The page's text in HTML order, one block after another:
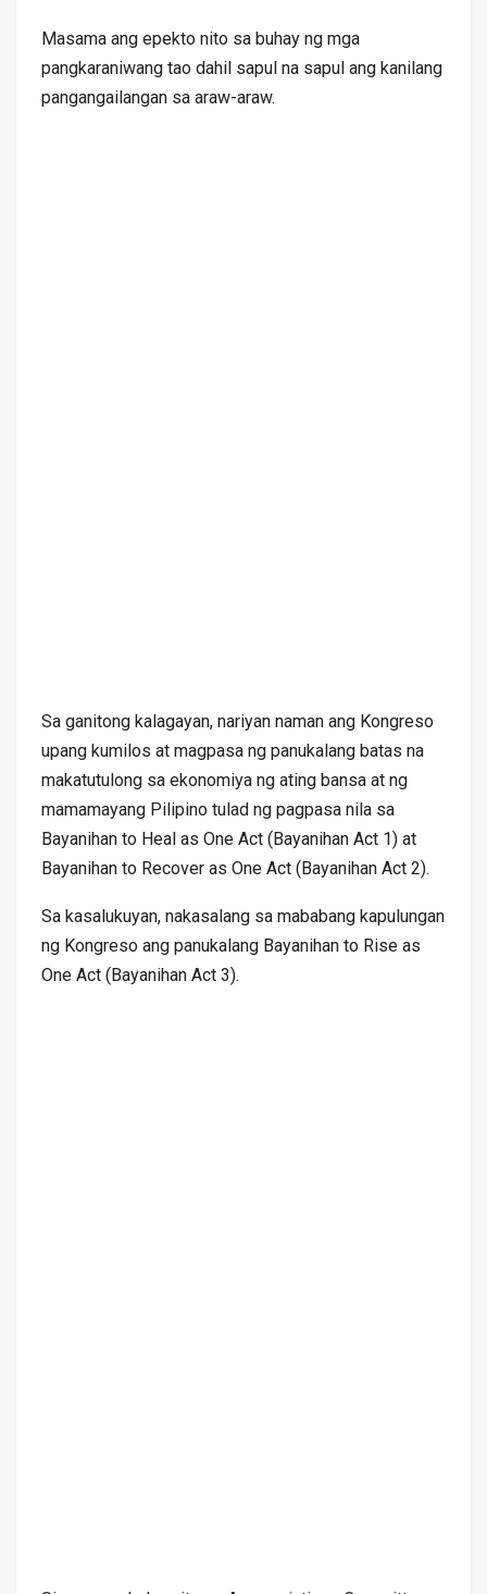
Masama ang epekto nito sa buhay ng mga
pangkaraniwang tao dahil sapul na sapul ang kanilang
pangangailangan sa araw-araw.
Sa ganitong kalagayan, nariyan naman ang Kongreso
upang kumilos at magpasa ng panukalang batas na
makatutulong sa ekonomiya ng ating bansa at ng
mamamayang Pilipino tulad ng pagpasa nila sa
Bayanihan to Heal as One Act (Bayanihan Act 1) at
Bayanihan to Recover as One Act (Bayanihan Act 2).
Sa kasalukuyan, nakasalang sa mababang kapulungan
ng Kongreso ang panukalang Bayanihan to Rise as
One Act (Bayanihan Act 3).